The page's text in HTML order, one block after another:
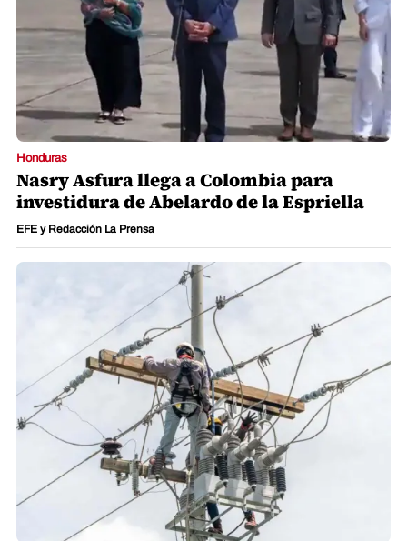
Honduras
Nasry Asfura llega a Colombia para
investidura de Abelardo de la Espriella
EFE y Redacción La Prensa